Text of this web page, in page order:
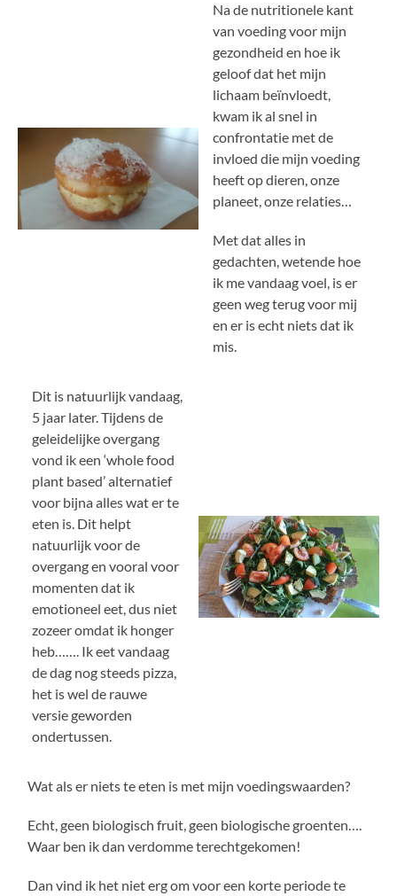
Na de nutritionele kant
van voeding voor mijn
gezondheid en hoe ik
geloof dat het mijn
lichaam beïnvloedt,
kwam ik al snel in
confrontatie met de
invloed die mijn voeding
heeft op dieren, onze
planeet, onze relaties…
Met dat alles in
gedachten, wetende hoe
ik me vandaag voel, is er
geen weg terug voor mij
en er is echt niets dat ik
mis.
Dit is natuurlijk vandaag,
5 jaar later. Tijdens de
geleidelijke overgang
vond ik een ‘whole food
plant based’ alternatief
voor bijna alles wat er te
eten is. Dit helpt
natuurlijk voor de
overgang en vooral voor
momenten dat ik
emotioneel eet, dus niet
zozeer omdat ik honger
heb……. Ik eet vandaag
de dag nog steeds pizza,
het is wel de rauwe
versie geworden
ondertussen.
Wat als er niets te eten is met mijn voedingswaarden?
Echt, geen biologisch fruit, geen biologische groenten….
Waar ben ik dan verdomme terechtgekomen!
Dan vind ik het niet erg om voor een korte periode te